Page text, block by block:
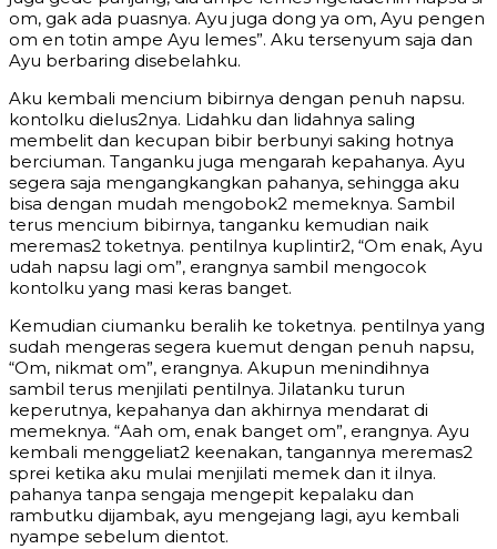
om, gak ada puasnya. Ayu juga dong ya om, Ayu pengen
om en totin ampe Ayu lemes”. Aku tersenyum saja dan
Ayu berbaring disebelahku.
Aku kembali mencium bibirnya dengan penuh napsu.
kontolku dielus2nya. Lidahku dan lidahnya saling
membelit dan kecupan bibir berbunyi saking hotnya
berciuman. Tanganku juga mengarah kepahanya. Ayu
segera saja mengangkangkan pahanya, sehingga aku
bisa dengan mudah mengobok2 memeknya. Sambil
terus mencium bibirnya, tanganku kemudian naik
meremas2 toketnya. pentilnya kuplintir2, “Om enak, Ayu
udah napsu lagi om”, erangnya sambil mengocok
kontolku yang masi keras banget.
Kemudian ciumanku beralih ke toketnya. pentilnya yang
sudah mengeras segera kuemut dengan penuh napsu,
“Om, nikmat om”, erangnya. Akupun menindihnya
sambil terus menjilati pentilnya. Jilatanku turun
keperutnya, kepahanya dan akhirnya mendarat di
memeknya. “Aah om, enak banget om”, erangnya. Ayu
kembali menggeliat2 keenakan, tangannya meremas2
sprei ketika aku mulai menjilati memek dan it ilnya.
pahanya tanpa sengaja mengepit kepalaku dan
rambutku dijambak, ayu mengejang lagi, ayu kembali
nyampe sebelum dientot.